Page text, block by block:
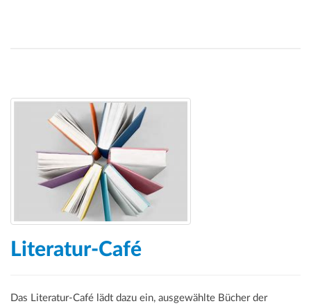
Literatur-Café
Das Literatur-Café lädt dazu ein, ausgewählte Bücher der